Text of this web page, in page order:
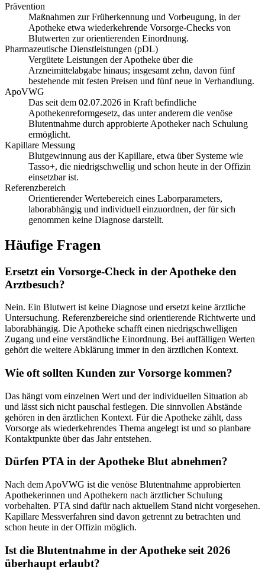
Prävention
Maßnahmen zur Früherkennung und Vorbeugung, in der
Apotheke etwa wiederkehrende Vorsorge-Checks von
Blutwerten zur orientierenden Einordnung.
Pharmazeutische Dienstleistungen (pDL)
Vergütete Leistungen der Apotheke über die
Arzneimittelabgabe hinaus; insgesamt zehn, davon fünf
bestehende mit festen Preisen und fünf neue in Verhandlung.
ApoVWG
Das seit dem 02.07.2026 in Kraft befindliche
Apothekenreformgesetz, das unter anderem die venöse
Blutentnahme durch approbierte Apotheker nach Schulung
ermöglicht.
Kapillare Messung
Blutgewinnung aus der Kapillare, etwa über Systeme wie
Tasso+, die niedrigschwellig und schon heute in der Offizin
einsetzbar ist.
Referenzbereich
Orientierender Wertebereich eines Laborparameters,
laborabhängig und individuell einzuordnen, der für sich
genommen keine Diagnose darstellt.
Häufige Fragen
Ersetzt ein Vorsorge-Check in der Apotheke den
Arztbesuch?
Nein. Ein Blutwert ist keine Diagnose und ersetzt keine ärztliche
Untersuchung. Referenzbereiche sind orientierende Richtwerte und
laborabhängig. Die Apotheke schafft einen niedrigschwelligen
Zugang und eine verständliche Einordnung. Bei auffälligen Werten
gehört die weitere Abklärung immer in den ärztlichen Kontext.
Wie oft sollten Kunden zur Vorsorge kommen?
Das hängt vom einzelnen Wert und der individuellen Situation ab
und lässt sich nicht pauschal festlegen. Die sinnvollen Abstände
gehören in den ärztlichen Kontext. Für die Apotheke zählt, dass
Vorsorge als wiederkehrendes Thema angelegt ist und so planbare
Kontaktpunkte über das Jahr entstehen.
Dürfen PTA in der Apotheke Blut abnehmen?
Nach dem ApoVWG ist die venöse Blutentnahme approbierten
Apothekerinnen und Apothekern nach ärztlicher Schulung
vorbehalten. PTA sind dafür nach aktuellem Stand nicht vorgesehen.
Kapillare Messverfahren sind davon getrennt zu betrachten und
schon heute in der Offizin möglich.
Ist die Blutentnahme in der Apotheke seit 2026
überhaupt erlaubt?